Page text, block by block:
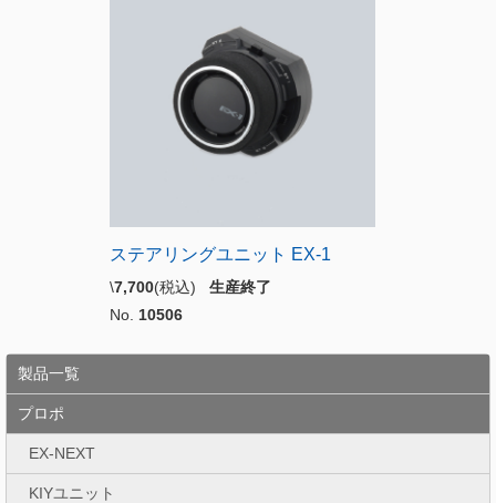
ステアリングユニット EX-1
\7,700(税込) 生産終了
No. 10506
製品一覧
プロポ
EX-NEXT
KIYユニット